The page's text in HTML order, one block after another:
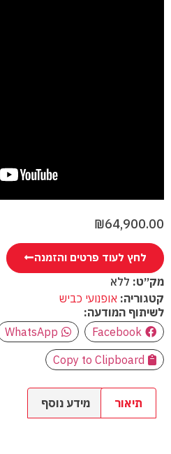
₪64,900.00
לחץ לעוד פרטים והזמנה
מק״ט: ללא
קטגוריה: אופנועי כביש
לשיתוף המודעה:
Facebook
WhatsApp
Copy to Clipboard
תיאור מידע נוסף